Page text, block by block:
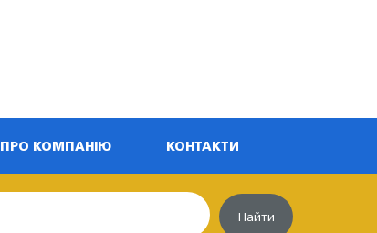
ПРО КОМПАНІЮ КОНТАКТИ
Найти